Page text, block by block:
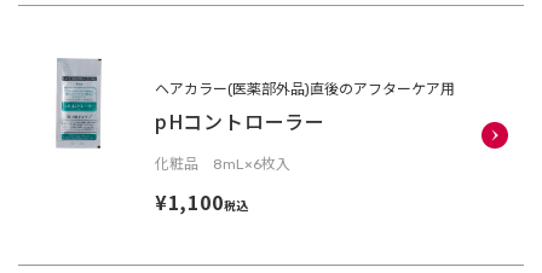
ヘアカラー(医薬部外品)直後のアフターケア用
pHコントローラー
化粧品 8mL×6枚入
¥1,100税込